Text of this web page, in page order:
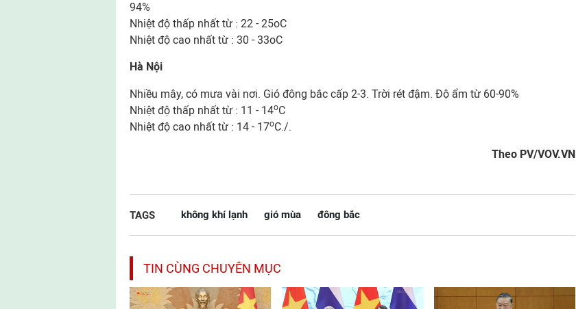
94%
Nhiệt độ thấp nhất từ : 22 - 25oC
Nhiệt độ cao nhất từ : 30 - 33oC
Hà Nội
Nhiều mây, có mưa vài nơi. Gió đông bắc cấp 2-3. Trời rét đậm. Độ ẩm từ 60-90%
Nhiệt độ thấp nhất từ : 11 - 14oC
Nhiệt độ cao nhất từ : 14 - 17oC./.
Theo PV/VOV.VN
TAGS không khí lạnh gió mùa đông bắc
TIN CÙNG CHUYÊN MỤC